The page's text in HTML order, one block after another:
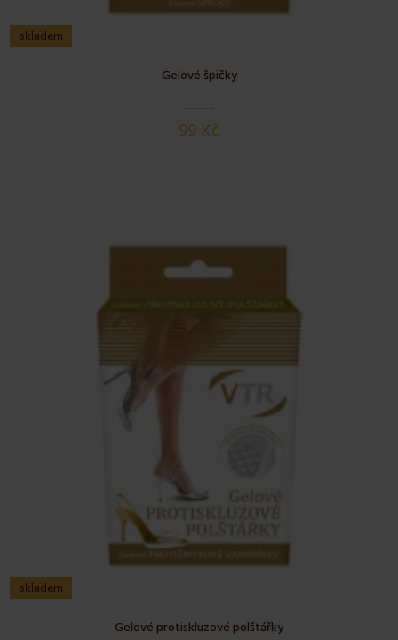
Gelové špičky
99 Kč
skladem
Gelové protiskluzové polštářky
skladem